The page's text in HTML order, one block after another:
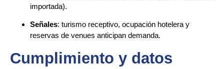
importada).
Señales: turismo receptivo, ocupación hotelera y
reservas de venues anticipan demanda.
Cumplimiento y datos